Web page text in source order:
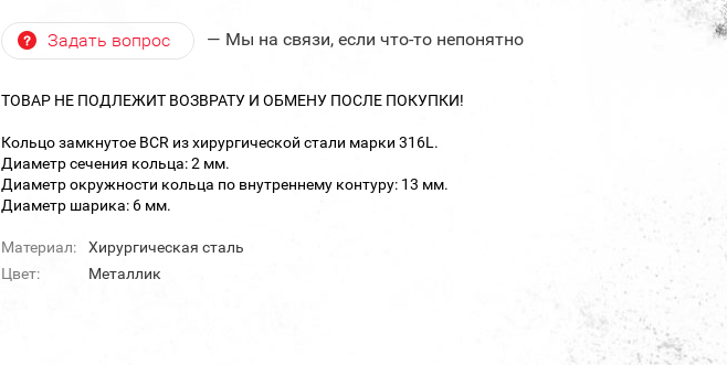
Задать вопрос — Мы на связи, если что-то непонятно
ТОВАР НЕ ПОДЛЕЖИТ ВОЗВРАТУ И ОБМЕНУ ПОСЛЕ ПОКУПКИ!
Кольцо замкнутое BCR из хирургической стали марки 316L.
Диаметр сечения кольца: 2 мм.
Диаметр окружности кольца по внутреннему контуру: 13 мм.
Диаметр шарика: 6 мм.
Материал:
Хирургическая сталь
Цвет:
Металлик